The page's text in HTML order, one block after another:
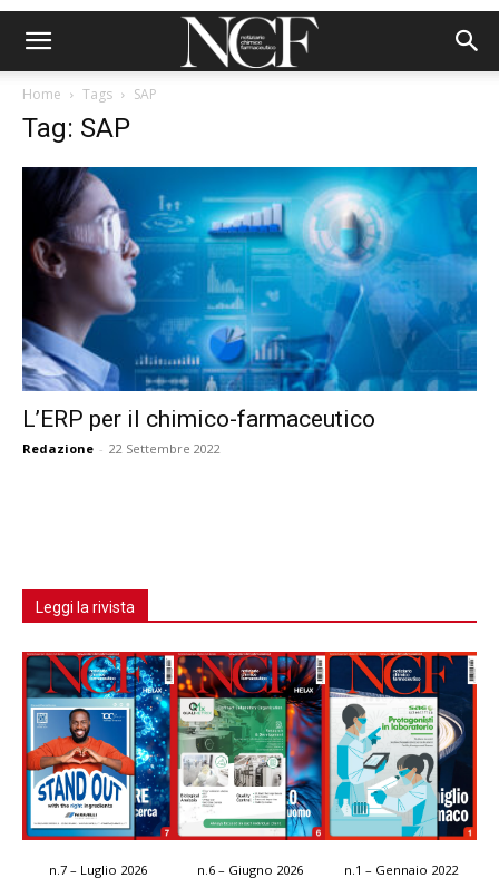
Home Tags SAP
Tag: SAP
L’ERP per il chimico-farmaceutico
Redazione - 22 Settembre 2022
Leggi la rivista
n.7 – Luglio 2026 n.6 – Giugno 2026 n.1 – Gennaio 2022